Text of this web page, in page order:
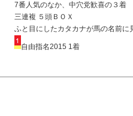
7番人気のなか、中穴党歓喜の３着
三連複 ５頭ＢＯＸ
ふと目にしたカタカナが馬の名前に
自由指名2015 1着